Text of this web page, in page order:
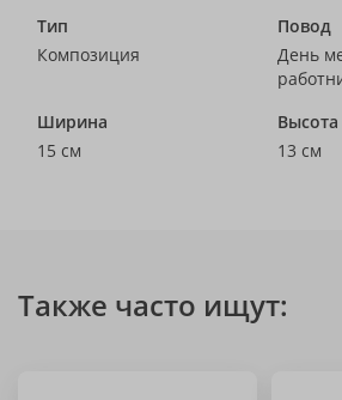
Тип
Композиция
Повод
День
Ширина
15 см
Высота
13 см
Также часто ищут: